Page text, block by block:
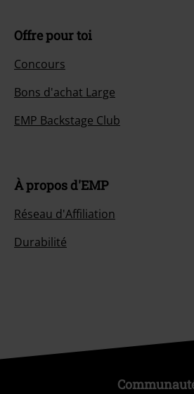
Offre pour toi
Concours
Bons d'achat Large
EMP Backstage Club
À propos d'EMP
Réseau d'Affiliation
Durabilité